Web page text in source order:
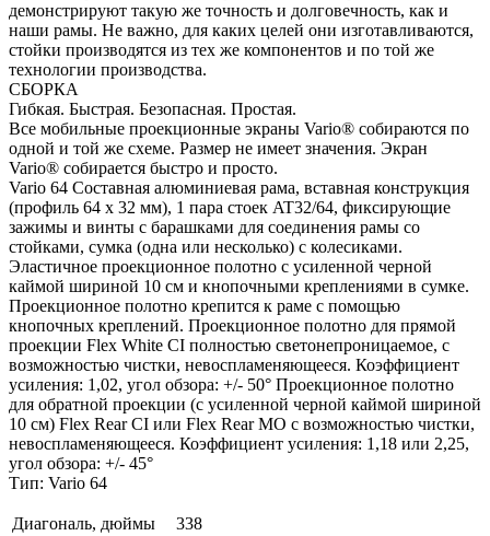
демонстрируют такую же точность и долговечность, как и
наши рамы. Не важно, для каких целей они изготавливаются,
стойки производятся из тех же компонентов и по той же
технологии производства.
СБОРКА
Гибкая. Быстрая. Безопасная. Простая.
Все мобильные проекционные экраны Vario® собираются по
одной и той же схеме. Размер не имеет значения. Экран
Vario® собирается быстро и просто.
Vario 64 Составная алюминиевая рама, вставная конструкция
(профиль 64 x 32 мм), 1 пара стоек AT32/64, фиксирующие
зажимы и винты с барашками для соединения рамы со
стойками, сумка (одна или несколько) с колесиками.
Эластичное проекционное полотно с усиленной черной
каймой шириной 10 см и кнопочными креплениями в сумке.
Проекционное полотно крепится к раме с помощью
кнопочных креплений. Проекционное полотно для прямой
проекции Flex White CI полностью светонепроницаемое, с
возможностью чистки, невоспламеняющееся. Коэффициент
усиления: 1,02, угол обзора: +/- 50° Проекционное полотно
для обратной проекции (с усиленной черной каймой шириной
10 см) Flex Rear CI или Flex Rear MO с возможностью чистки,
невоспламеняющееся. Коэффициент усиления: 1,18 или 2,25,
угол обзора: +/- 45°
Тип: Vario 64
Диагональ, дюймы
338